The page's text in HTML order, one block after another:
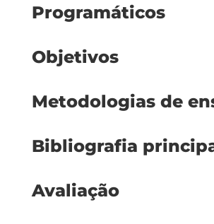
Programáticos
Objetivos
Metodologias de
Bibliografia
Avaliação